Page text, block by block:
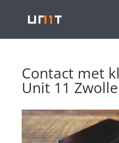
Contact met
Unit 11 Zwolle